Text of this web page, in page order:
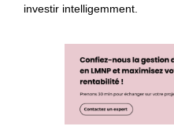
investir intelligemment.